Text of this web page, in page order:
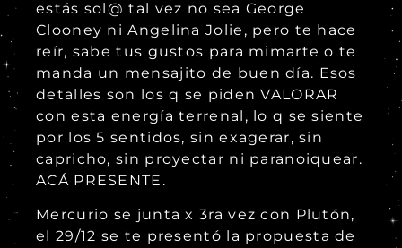
estás sol@ tal vez no sea George
Clooney ni Angelina Jolie, pero te hace
reír, sabe tus gustos para mimarte o te
manda un mensajito de buen día. Esos
detalles son los q se piden VALORAR
con esta energía terrenal, lo q se siente
por los 5 sentidos, sin exagerar, sin
capricho, sin proyectar ni paranoiquear.
ACÁ PRESENTE.
Mercurio se junta x 3ra vez con Plutón,
el 29/12 se te presentó la propuesta de